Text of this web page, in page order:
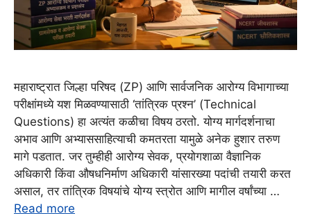
महाराष्ट्रात जिल्हा परिषद (ZP) आणि सार्वजनिक आरोग्य विभागाच्या
परीक्षांमध्ये यश मिळवण्यासाठी ‘तांत्रिक प्रश्न’ (Technical
Questions) हा अत्यंत कळीचा विषय ठरतो. योग्य मार्गदर्शनाचा
अभाव आणि अभ्याससाहित्याची कमतरता यामुळे अनेक हुशार तरुण
मागे पडतात. जर तुम्हीही आरोग्य सेवक, प्रयोगशाळा वैज्ञानिक
अधिकारी किंवा औषधनिर्माण अधिकारी यांसारख्या पदांची तयारी करत
असाल, तर तांत्रिक विषयांचे योग्य स्त्रोत आणि मागील वर्षांच्या …
Read more